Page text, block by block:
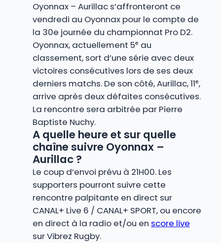
Oyonnax – Aurillac s’affronteront ce
vendredi au Oyonnax pour le compte de
la 30e journée du championnat Pro D2.
Oyonnax, actuellement 5ᵉ au
classement, sort d’une série avec deux
victoires consécutives lors de ses deux
derniers matchs. De son côté, Aurillac, 11ᵉ,
arrive après deux défaites consécutives.
La rencontre sera arbitrée par Pierre
Baptiste Nuchy.
A quelle heure et sur quelle
chaîne suivre Oyonnax –
Aurillac ?
Le coup d’envoi prévu à 21H00. Les
supporters pourront suivre cette
rencontre palpitante en direct sur
CANAL+ Live 6 / CANAL+ SPORT, ou encore
en direct à la radio et/ou en score live
sur Vibrez Rugby.